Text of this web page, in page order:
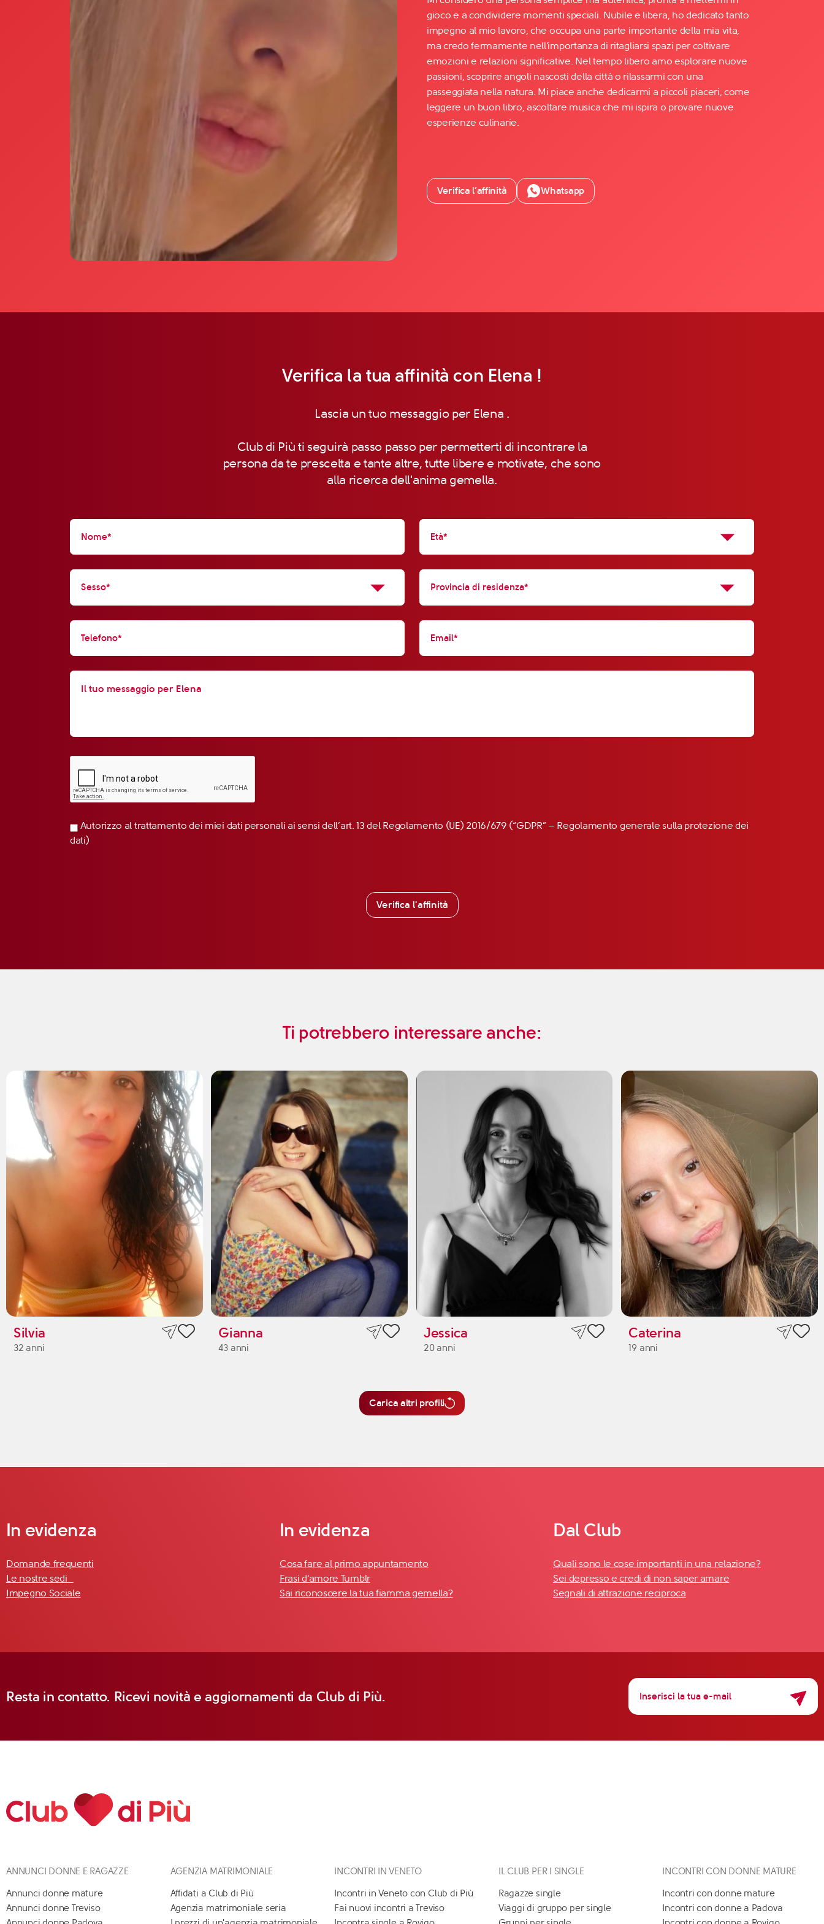
Facebook
YouTube
Instagram
TikTok
gioco e a condividere momenti speciali. Nubile e libera, ho dedicato tanto
impegno al mio lavoro, che occupa una parte importante della mia vita,
ma credo fermamente nell'importanza di ritagliarsi spazi per coltivare
emozioni e relazioni significative. Nel tempo libero amo esplorare nuove
passioni, scoprire angoli nascosti della città o rilassarmi con una
passeggiata nella natura. Mi piace anche dedicarmi a piccoli piaceri, come
leggere un buon libro, ascoltare musica che mi ispira o provare nuove
esperienze culinarie.
Verifica l’affinità Whatsapp
Verifica la tua affinità con Elena !
Lascia un tuo messaggio per Elena .
Club di Più ti seguirà passo passo per permetterti di incontrare la
persona da te prescelta e tante altre, tutte libere e motivate, che sono
alla ricerca dell'anima gemella.
Autorizzo al trattamento dei miei dati personali ai sensi dell’art. 13 del Regolamento (UE) 2016/679 (“GDPR” – Regolamento generale sulla protezione dei
dati)
Verifica l'affinità
Ti potrebbero interessare anche:
Silvia
32 anni
Gianna
43 anni
Jessica
20 anni
Caterina
19 anni
Carica altri profili
In evidenza
Domande frequenti
Le nostre sedi
Impegno Sociale
In evidenza
Cosa fare al primo appuntamento
Frasi d'amore Tumblr
Sai riconoscere la tua fiamma gemella?
Dal Club
Quali sono le cose importanti in una relazione?
Sei depresso e credi di non saper amare
Segnali di attrazione reciproca
Resta in contatto. Ricevi novità e aggiornamenti da Club di Più.
ANNUNCI DONNE E RAGAZZE
Annunci donne mature
Annunci donne Treviso
AGENZIA MATRIMONIALE
Affidati a Club di Più
Agenzia matrimoniale seria
INCONTRI IN VENETO
Incontri in Veneto con Club di Più
Fai nuovi incontri a Treviso
IL CLUB PER I SINGLE
Ragazze single
Viaggi di gruppo per single
INCONTRI CON DONNE MATURE
Incontri con donne mature
Incontri con donne a Padova